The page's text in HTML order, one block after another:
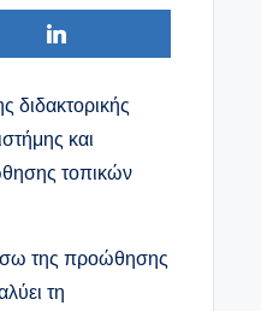
διδακτορικής
και
τοπικών
της προώθησης
τη